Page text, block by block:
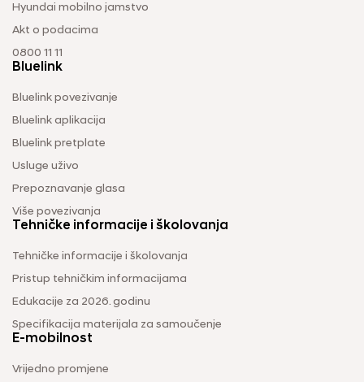
Hyundai mobilno jamstvo
Akt o podacima
0800 11 11
Bluelink
Bluelink povezivanje
Bluelink aplikacija
Bluelink pretplate
Usluge uživo
Prepoznavanje glasa
Više povezivanja
Tehničke informacije i školovanja
Tehničke informacije i školovanja
Pristup tehničkim informacijama
Edukacije za 2026. godinu
Specifikacija materijala za samoučenje
E-mobilnost
Vrijedno promjene